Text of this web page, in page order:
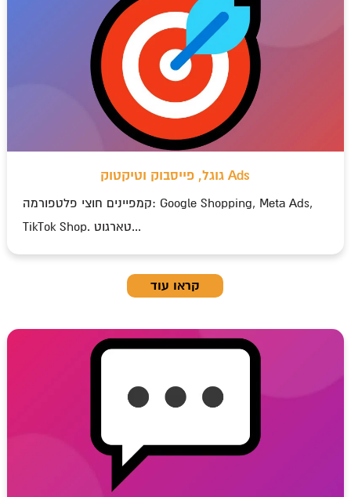
גוגל, פייסבוק וטיקטוק Ads
קמפיינים חוצי פלטפורמה: Google Shopping, Meta Ads,
TikTok Shop. טארגוט...
קראו עוד